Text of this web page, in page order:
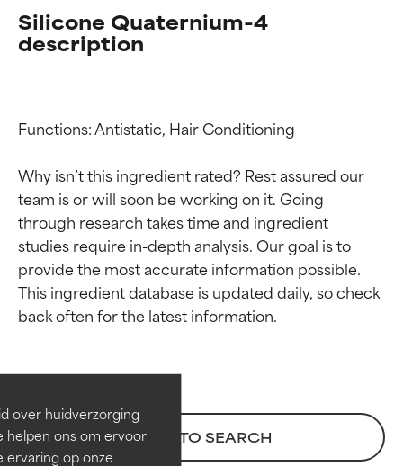
over huidverzorging
helpen ons om ervoor
ervaring op onze
Silicone Quaternium-4
description
Functions: Antistatic, Hair Conditioning
Why isn’t this ingredient rated? Rest assured our
team is or will soon be working on it. Going
through research takes time and ingredient
studies require in-depth analysis. Our goal is to
provide the most accurate information possible.
This ingredient database is updated daily, so check
BACK TO SEARCH
Beoordelingen van
Bewezen en ondersteund door
onafhankelijk onderzoek.
Uitstekend actief ingrediënt
Beoordelingen van
Bewezen en ondersteund door
onafhankelijk onderzoek.
Uitstekend actief ingrediënt